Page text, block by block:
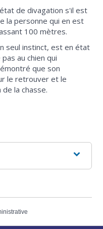
de divagation s'il est
la personne qui en est
100 mètres.
seul instinct, est en état
au chien qui
que son
le retrouver et le
la chasse.